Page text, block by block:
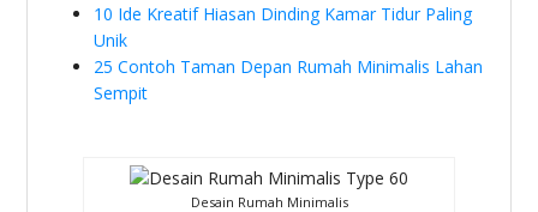
10 Ide Kreatif Hiasan Dinding Kamar Tidur Paling
Unik
25 Contoh Taman Depan Rumah Minimalis Lahan
Sempit
Desain Rumah Minimalis